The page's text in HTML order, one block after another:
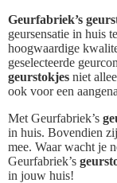
Geurfabriek’s
geursensatie in huis
hoogwaardige
geselecteerde
geurstokjes niet
ook voor een
Met Geurfabriek’s
in huis. Bovendien
mee. Waar wacht je
Geurfabriek’s
in jouw huis!